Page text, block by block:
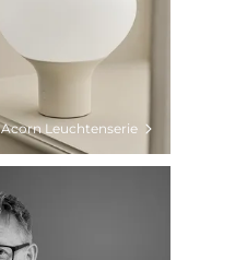
Acorn Leuchtenserie